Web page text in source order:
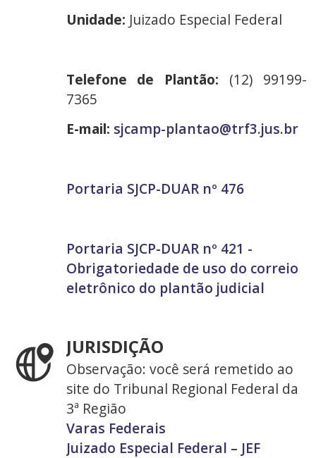
Unidade: Juizado Especial Federal
Telefone de Plantão: (12) 99199-
7365
E-mail: sjcamp-plantao@trf3.jus.br
Portaria SJCP-DUAR nº 476
Portaria SJCP-DUAR nº 421 -
Obrigatoriedade de uso do correio
eletrônico do plantão judicial
JURISDIÇÃO
Observação: você será remetido ao
site do Tribunal Regional Federal da
3ª Região
Varas Federais
Juizado Especial Federal – JEF